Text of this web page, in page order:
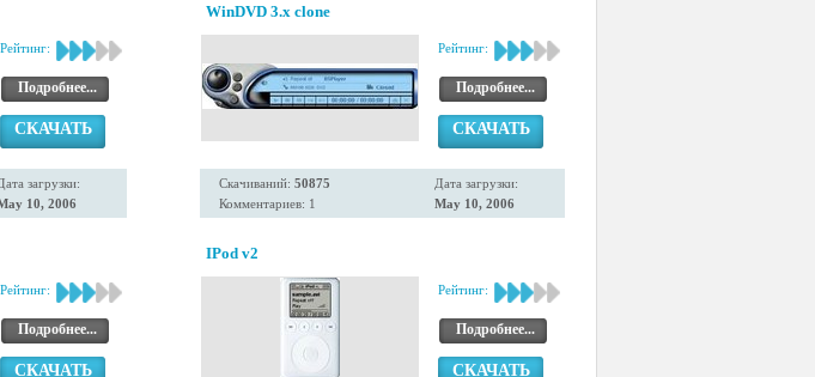
Рейтинг:
Подробнее...
СКАЧАТЬ
загрузки:
10, 2006
WinDVD 3.x clone
Рейтинг:
Подробнее...
СКАЧАТЬ
Скачиваний: 50875
Комментариев: 1
Дата загрузки:
May 10, 2006
Рейтинг:
Подробнее...
СКАЧАТЬ
IPod v2
Рейтинг:
Подробнее...
СКАЧАТЬ